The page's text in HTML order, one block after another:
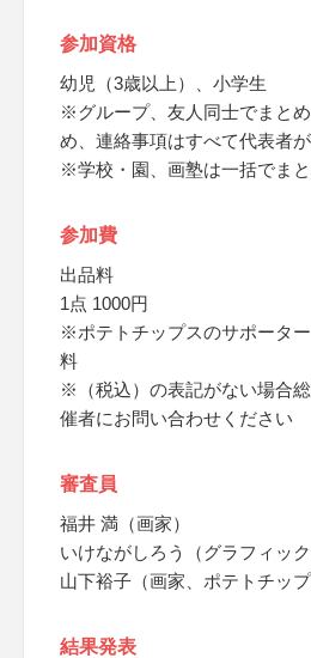
参加資格
幼児（3歳以上）、小学生
※グループ、友人同士でまと
め、連絡事項はすべて代表者
※学校・園、画塾は一括でま
参加費
出品料
1点 1000円
※ポテトチップスのサポータ
料
※（税込）の表記がない場合
催者にお問い合わせください
審査員
福井 満（画家）
いけながしろう（グラフィック
山下裕子（画家、ポテトチップ
結果発表